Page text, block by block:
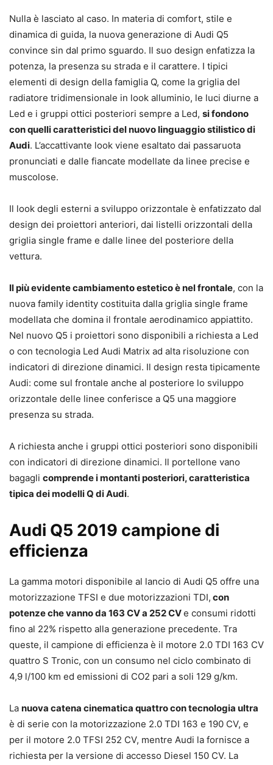
Nulla è lasciato al caso. In materia di comfort, stile e
dinamica di guida, la nuova generazione di Audi Q5
convince sin dal primo sguardo. Il suo design enfatizza la
potenza, la presenza su strada e il carattere. I tipici
elementi di design della famiglia Q, come la griglia del
radiatore tridimensionale in look alluminio, le luci diurne a
Led e i gruppi ottici posteriori sempre a Led, si fondono
con quelli caratteristici del nuovo linguaggio stilistico di
Audi. L’accattivante look viene esaltato dai passaruota
pronunciati e dalle fiancate modellate da linee precise e
muscolose.
Il look degli esterni a sviluppo orizzontale è enfatizzato dal
design dei proiettori anteriori, dai listelli orizzontali della
griglia single frame e dalle linee del posteriore della
vettura.
Il più evidente cambiamento estetico è nel frontale, con la
nuova family identity costituita dalla griglia single frame
modellata che domina il frontale aerodinamico appiattito.
Nel nuovo Q5 i proiettori sono disponibili a richiesta a Led
o con tecnologia Led Audi Matrix ad alta risoluzione con
indicatori di direzione dinamici. Il design resta tipicamente
Audi: come sul frontale anche al posteriore lo sviluppo
orizzontale delle linee conferisce a Q5 una maggiore
presenza su strada.
A richiesta anche i gruppi ottici posteriori sono disponibili
con indicatori di direzione dinamici. Il portellone vano
bagagli comprende i montanti posteriori, caratteristica
tipica dei modelli Q di Audi.
Audi Q5 2019 campione di
efficienza
La gamma motori disponibile al lancio di Audi Q5 offre una
motorizzazione TFSI e due motorizzazioni TDI, con
potenze che vanno da 163 CV a 252 CVe consumi ridotti
fino al 22% rispetto alla generazione precedente. Tra
queste, il campione di efficienza è il motore 2.0 TDI 163 CV
quattro S Tronic, con un consumo nel ciclo combinato di
4,9 l/100 km ed emissioni di CO2 pari a soli 129 g/km.
La nuova catena cinematica quattro con tecnologia ultra
è di serie con la motorizzazione 2.0 TDI 163 e 190 CV, e
per il motore 2.0 TFSI 252 CV, mentre Audi la fornisce a
richiesta per la versione di accesso Diesel 150 CV. La